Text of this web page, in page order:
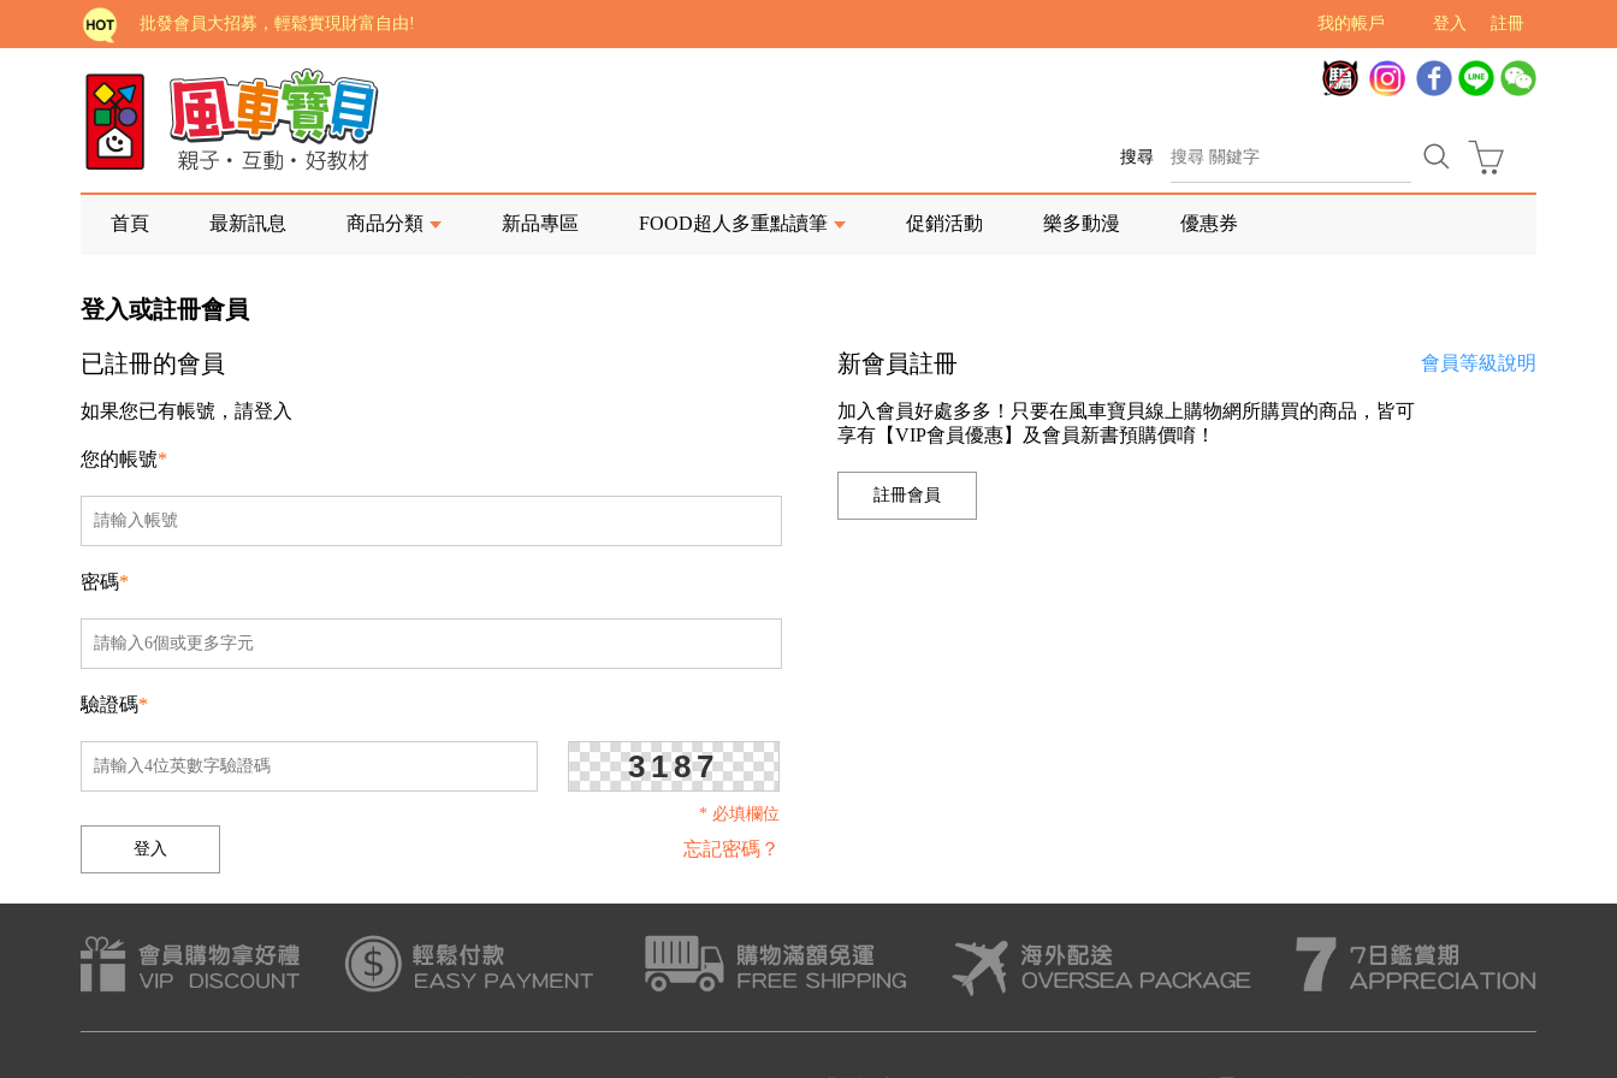
註冊
登入
我的帳戶
批發會員大招募，輕鬆實現財富自由!
如需更改或重開發票 需在訂單成立三天內通知客服 寄回發票需附上回郵郵票
老師您好!!幼教會員火熱招募中~
海外購物免煩惱！點我查看『海外購物流程說明』
家長樂了!「風車書版集團暨FOOD超人企業總部」目前正興建中!
如需更改或重開發票 需在訂單成立三天內通知客服 寄回發票需附上回郵郵票
老師您好!!幼教會員火熱招募中~
海外購物免煩惱！點我查看『海外購物流程說明』
搜尋
首頁 最新訊息 商品分類 新品專區 FOOD超人多重點讀筆 促銷活動 樂多動漫 優惠券
登入或註冊會員
已註冊的會員
如果您已有帳號，請登入
您的帳號*
密碼*
驗證碼*
3187
* 必填欄位
忘記密碼？
新會員註冊 會員等級說明
加入會員好處多多！只要在風車寶貝線上購物網所購買的商品，皆可
享有【VIP會員優惠】及會員新書預購價唷！